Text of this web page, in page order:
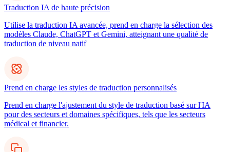
Traduction IA de haute précision
Utilise la traduction IA avancée, prend en charge la sélection des
modèles Claude, ChatGPT et Gemini, atteignant une qualité de
traduction de niveau natif
Prend en charge les styles de traduction personnalisés
Prend en charge l'ajustement du style de traduction basé sur l'IA
pour des secteurs et domaines spécifiques, tels que les secteurs
médical et financier.